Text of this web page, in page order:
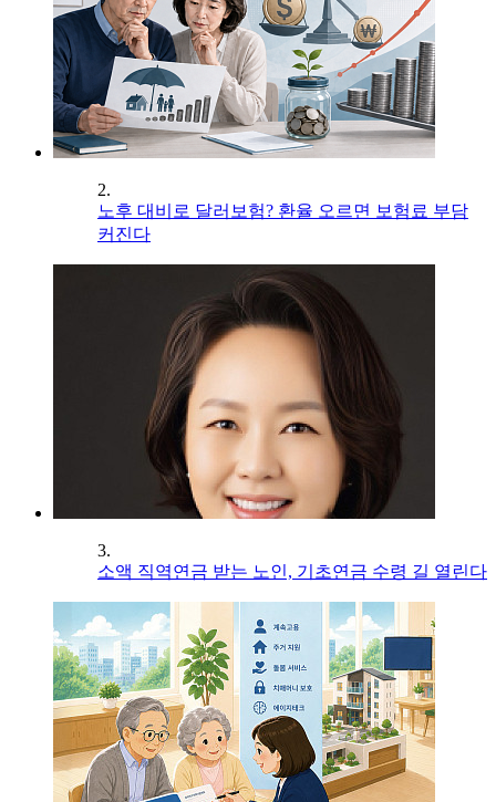
2.
노후 대비로 달러보험? 환율 오르면 보험료 부담
커진다
3.
소액 직역연금 받는 노인, 기초연금 수령 길 열린다